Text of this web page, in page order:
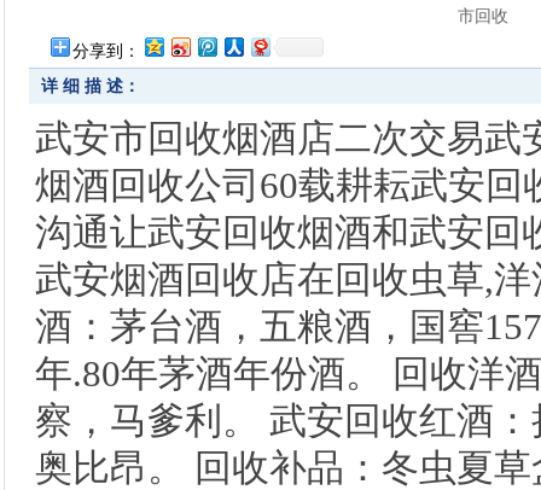
分享到：
市回收
详 细 描 述：
武安市回收烟酒店二次交易武
烟酒回收公司60载耕耘武安
沟通让武安回收烟酒和武安回
武安烟酒回收店在回收虫草,洋
酒：茅台酒，五粮酒，国窖
年.80年茅酒年份酒。 回收洋
察，马爹利。 武安回收红酒
奥比昂。 回收补品：冬虫夏